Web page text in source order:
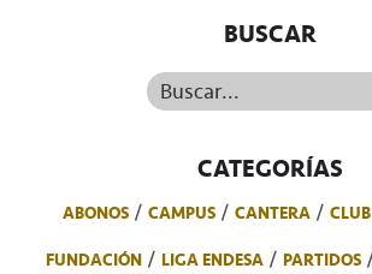
BUSCAR
Buscar...
CATEGORÍAS
ABONOS CAMPUS CANTERA CLUB
FUNDACIÓN
LIGA ENDESA PARTIDOS